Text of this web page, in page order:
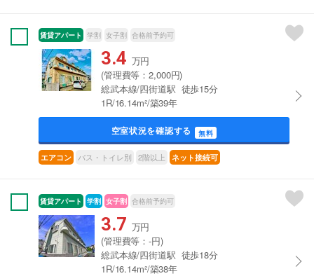
賃貸アパート 学割 女子割 合格前予約可
3.4 万円
(管理費等：2,000円)
総武本線/四街道駅 徒歩15分
1R/16.14m²/築39年
空室状況を確認する 無料
エアコン バス・トイレ別 2階以上 ネット接続可
賃貸アパート 学割 女子割 合格前予約可
3.7 万円
(管理費等：-円)
総武本線/四街道駅 徒歩18分
1R/16.14m²/築38年